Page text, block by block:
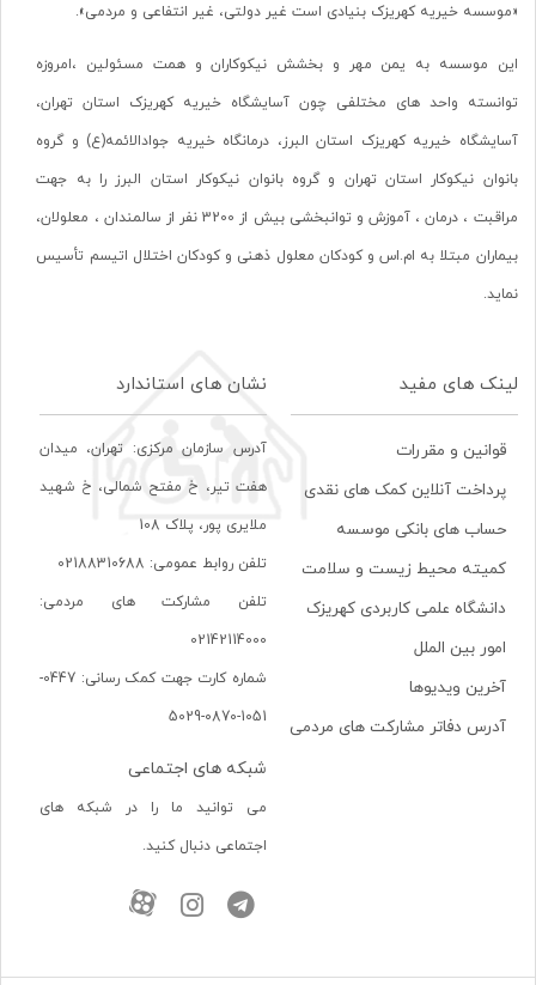
«موسسه خیریه کهریزک بنیادی است غیر دولتی، غیر انتفاعی و مردمی».
این موسسه به یمن مهر و بخشش نیکوکاران و همت مسئولین ،امروزه
توانسته واحد های مختلفی چون آسایشگاه خیریه کهریزک استان تهران،
آسایشگاه خیریه کهریزک استان البرز، درمانگاه خیریه جوادالائمه(ع) و گروه
بانوان نیکوکار استان تهران و گروه بانوان نیکوکار استان البرز را به جهت
مراقبت ، درمان ، آموزش و توانبخشی بیش از 3200 نفر از سالمندان ، معلولان،
بیماران مبتلا به ام.اس و کودکان معلول ذهنی و کودکان اختلال اتیسم تأسیس
نماید.
لینک های مفید
قوانین و مقررات
پرداخت آنلاین کمک های نقدی
حساب های بانکی موسسه
کمیته محیط زیست و سلامت
دانشگاه علمی کاربردی کهریزک
امور بین الملل
آخرین ویدیوها
آدرس دفاتر مشارکت های مردمی
نشان های استاندارد
آدرس سازمان مرکزی: تهران، ميدان
هفت تير، خ مفتح شمالی، خ شهيد
ملايری پور، پلاک 108
تلفن روابط عمومی: 02188310688
تلفن مشارکت های مردمی:
02142114000
شماره کارت جهت کمک رسانی: 0447-
1051-0870-5029
شبکه های اجتماعی
می توانید ما را در شبکه های
اجتماعی دنبال کنید.